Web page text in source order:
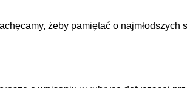
żeby pamiętać o